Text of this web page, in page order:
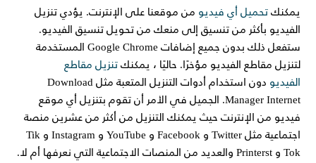
يمكنكتحميل أي فيديو من موقعنا على الإنترنت. يؤدي تنزيل
الفيديو بأكثر من تنسيق إلى منعك من تحويل تنسيق الفيديو.
ستفعل ذلك بدون جميع إضافات Google Chrome المستخدمة
لتنزيل مقاطع الفيديو مؤخرًا. حاليًا ، يمكنكتنزيل مقاطع
الفيديو
دون استخدام أدوات التنزيل المتعبة مثل Download
Manager Internet. الجميل في الأمر أن تقوم بتنزيل أي موقع
فيديو من الإنترنت حيث يمكنك التنزيل من أكثر من عشرين منصة
اجتماعية مثل Twitter و Facebook و YouTube و Instagram و Tik
Tok و Printerst والعديد من المنصات الاجتماعية التي نعرفها أم لا.